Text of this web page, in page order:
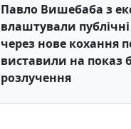
Павло Вишебаба з
влаштували
через нове кохання
виставили на показ
розлучення